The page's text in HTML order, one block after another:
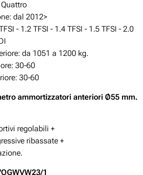
dal 2012>
- 1.2 TFSI - 1.4 TFSI - 1.5 TFSI - 2.0
da 1051 a 1200 kg.
30-60
30-60
ammortizzatori anteriori Ø55 mm.
regolabili +
ribassate +
1